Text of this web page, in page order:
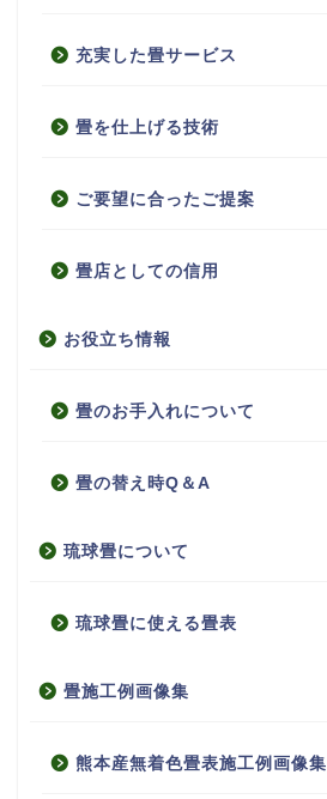
充実した畳サービス
畳を仕上げる技術
ご要望に合ったご提案
畳店としての信用
お役立ち情報
畳のお手入れについて
畳の替え時Q＆A
琉球畳について
琉球畳に使える畳表
畳施工例画像集
熊本産無着色畳表施工例画像集